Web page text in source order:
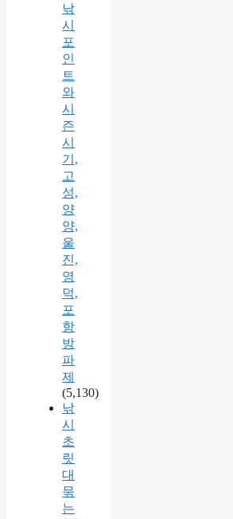
낚
시
포
인
트
와
시
즌
시
기,
고
성,
양
양,
울
진,
영
덕,
포
항
방
파
제
(5,130)
낚
시
초
릿
대
묶
는